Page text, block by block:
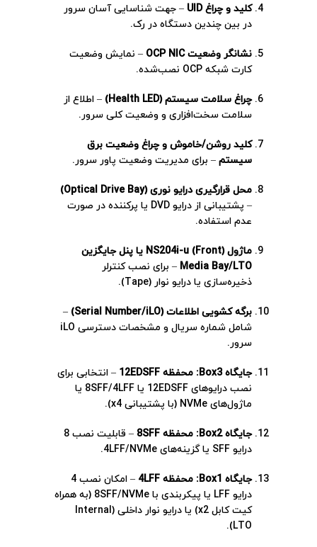
کلید و چراغ UID
– جهت شناسایی آسان سرور
در بین چندین دستگاه در رک.
نشانگر وضعیت OCP NIC
– نمایش وضعیت
کارت شبکه OCP نصب‌شده.
چراغ سلامت سیستم (Health LED)
– اطلاع از
سلامت سخت‌افزاری و وضعیت کلی سرور.
کلید روشن/خاموش و چراغ وضعیت برق
سیستم – برای مدیریت وضعیت پاور سرور.
محل قرارگیری درایو نوری (Optical Drive Bay)
– پشتیبانی از درایو DVD یا پرکننده در صورت
عدم استفاده.
ماژول NS204i-u (Front) یا پنل جایگزین
Media Bay/LTO – برای نصب کنترلر
ذخیره‌سازی یا درایو نوار (Tape).
برگه کشویی اطلاعات (Serial Number/iLO)
–
شامل شماره سریال و مشخصات دسترسی iLO
سرور.
جایگاه Box3: محفظه 12EDSFF
– انتخابی برای
نصب درایوهای 12EDSFF یا 8SFF/4LFF یا
ماژول‌های NVMe (با پشتیبانی x4).
جایگاه Box2: محفظه 8SFF
– قابلیت نصب 8
درایو SFF یا گزینه‌های 4LFF/NVMe.
جایگاه Box1: محفظه 4LFF
– امکان نصب 4
درایو LFF یا پیکربندی با 8SFF/NVMe (به همراه
کیت کابل x2) یا درایو نوار داخلی (Internal
LTO).